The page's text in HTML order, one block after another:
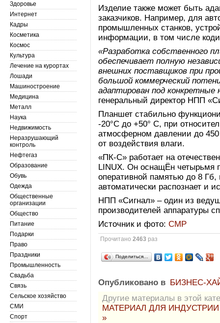
Изделие также может быть
заказчиков. Например, для
промышленных станков,
информации, в том числе
«Разработка собственного
обеспечивает полную
внешних поставщиков при
большой коммерческий
адаптирован под конкретные
генеральный директор НПП
Планшет стабильно
-20°С до +50° С, при
атмосферном давлении до
от воздействия влаги.
«ПК-С» работает на
LINUX. Он оснащЁн четырьмя
оперативной памятью до 8
автоматически распознает и
НПП «Сигнал» – один из
производителей аппаратуры
Источник и фото:СМР
Прочитано2463 раз
Поделиться…
Опубликовано в БИЗНЕС-
Другие материалы в этой
МАТЕРИАЛ ДЛЯ
»
Здоровье
Интернет
Кадры
Косметика
Космос
Культура
Лечение на курортах
Лошади
Машиностроение
Медицина
Металл
Наука
Недвижимость
Неразрушающий
контроль
Нефтегаз
Образование
Обувь
Одежда
Общественные
организации
Общество
Питание
Подарки
Право
Праздники
Промышленность
Свадьба
Связь
Сельское хозяйство
СМИ
Спорт